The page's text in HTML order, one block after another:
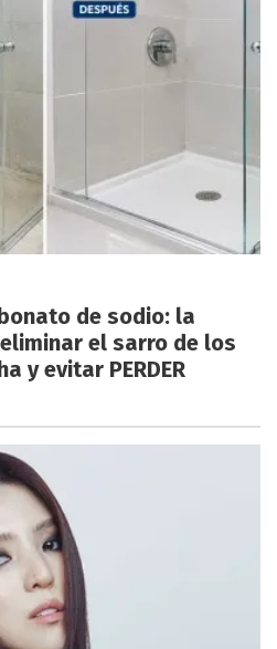
de sodio: la
eliminar el sarro de los
y evitar PERDER